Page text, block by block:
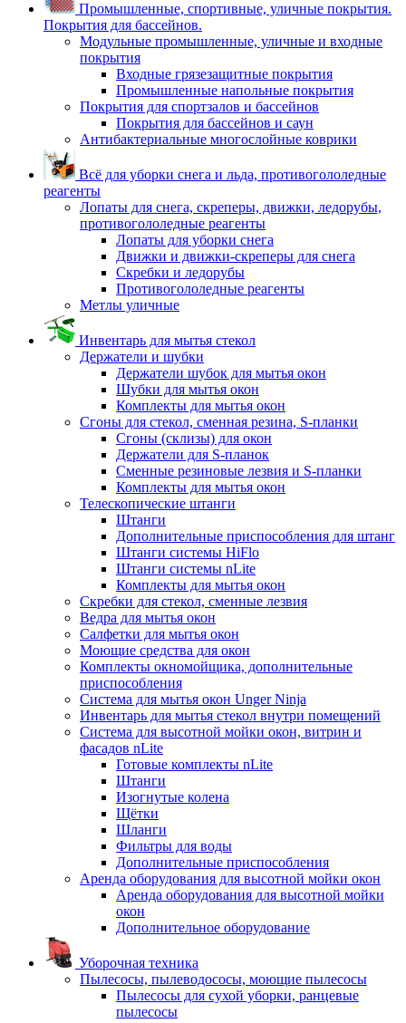
Промышленные, спортивные, уличные покрытия.
Покрытия для бассейнов.
Модульные промышленные, уличные и входные
покрытия
Входные грязезащитные покрытия
Промышленные напольные покрытия
Покрытия для спортзалов и бассейнов
Покрытия для бассейнов и саун
Антибактериальные многослойные коврики
Всё для уборки снега и льда, противогололедные
реагенты
Лопаты для снега, скреперы, движки, ледорубы,
противогололедные реагенты
Лопаты для уборки снега
Движки и движки-скреперы для снега
Скребки и ледорубы
Противогололедные реагенты
Метлы уличные
Инвентарь для мытья стекол
Держатели и шубки
Держатели шубок для мытья окон
Шубки для мытья окон
Комплекты для мытья окон
Сгоны для стекол, сменная резина, S-планки
Сгоны (склизы) для окон
Держатели для S-планок
Сменные резиновые лезвия и S-планки
Комплекты для мытья окон
Телескопические штанги
Штанги
Дополнительные приспособления для штанг
Штанги системы HiFlo
Штанги системы nLite
Комплекты для мытья окон
Скребки для стекол, сменные лезвия
Ведра для мытья окон
Салфетки для мытья окон
Моющие средства для окон
Комплекты окномойщика, дополнительные
приспособления
Система для мытья окон Unger Ninja
Инвентарь для мытья стекол внутри помещений
Система для высотной мойки окон, витрин и
фасадов nLite
Готовые комплекты nLite
Штанги
Изогнутые колена
Щётки
Шланги
Фильтры для воды
Дополнительные приспособления
Аренда оборудования для высотной мойки окон
Аренда оборудования для высотной мойки
окон
Дополнительное оборудование
Уборочная техника
Пылесосы, пылеводососы, моющие пылесосы
Пылесосы для сухой уборки, ранцевые
пылесосы